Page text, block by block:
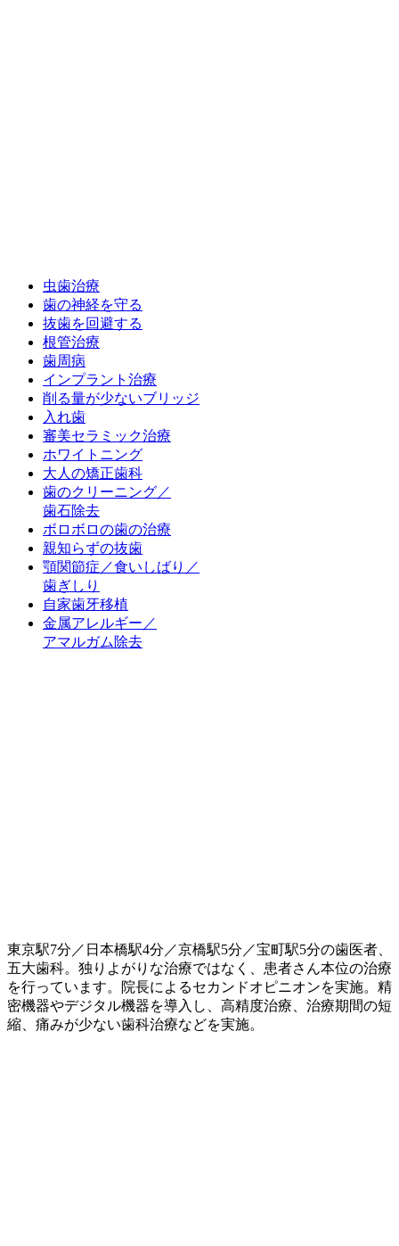
虫歯治療
歯の神経を守る
抜歯を回避する
根管治療
歯周病
インプラント治療
削る量が少ないブリッジ
入れ歯
審美セラミック治療
ホワイトニング
大人の矯正歯科
歯のクリーニング／
歯石除去
ボロボロの歯の治療
親知らずの抜歯
顎関節症／食いしばり／
歯ぎしり
自家歯牙移植
金属アレルギー／
アマルガム除去
東京駅7分／日本橋駅4分／京橋駅5分／宝町駅5分の歯医者、
五大歯科。独りよがりな治療ではなく、患者さん本位の治療
を行っています。院長によるセカンドオピニオンを実施。精
密機器やデジタル機器を導入し、高精度治療、治療期間の短
縮、痛みが少ない歯科治療などを実施。